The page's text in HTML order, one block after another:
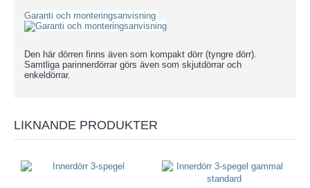
Garanti och monteringsanvisning
Den här dörren finns även som kompakt dörr (tyngre dörr).
Samtliga parinnerdörrar görs även som skjutdörrar och
enkeldörrar.
LIKNANDE PRODUKTER